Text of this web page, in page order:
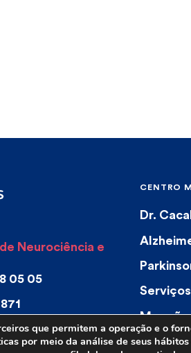
Neurociência e
05 05
CENTRO
Dr.
que permitem a operação e o
por meio da análise de seus